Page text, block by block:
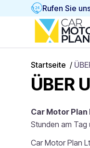
Rufen Sie
Startseite /
ÜBER
Car Motor Plan
Stunden am Tag
Car Motor Plan